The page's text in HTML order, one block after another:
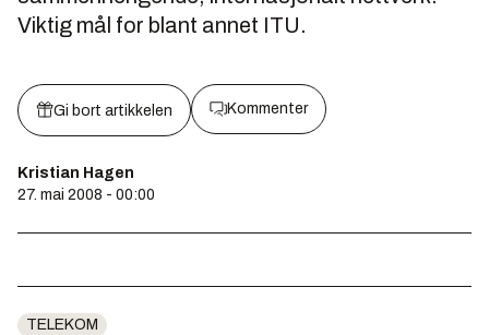
Viktig mål for blant annet ITU.
Gi bort artikkelen Kommenter
Kristian Hagen
27. mai 2008 - 00:00
TELEKOM